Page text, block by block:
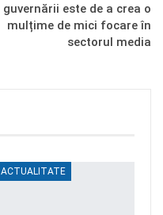
guvernării este de a crea o
mulțime de mici focare în
sectorul media
ACTUALITATE